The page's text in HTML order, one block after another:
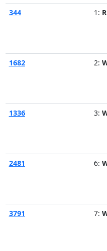
344 1:
1682 2:
1336 3:
2481 6:
3791 7: